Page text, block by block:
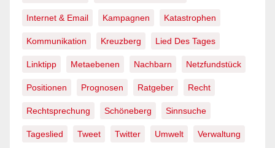
Internet & Email Kampagnen Katastrophen
Kommunikation Kreuzberg Lied Des Tages
Linktipp Metaebenen Nachbarn Netzfundstück
Positionen Prognosen Ratgeber Recht
Rechtsprechung Schöneberg Sinnsuche
Tageslied Tweet Twitter Umwelt Verwaltung